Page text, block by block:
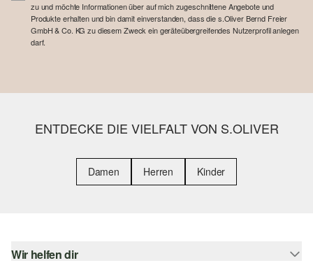
zu und möchte Informationen über auf mich zugeschnittene Angebote und
Produkte erhalten und bin damit einverstanden, dass die s.Oliver Bernd Freier
GmbH & Co. KG zu diesem Zweck ein geräteübergreifendes Nutzerprofil anlegen
darf.
ENTDECKE DIE VIELFALT VON S.OLIVER
Damen Herren Kinder
Wir helfen dir